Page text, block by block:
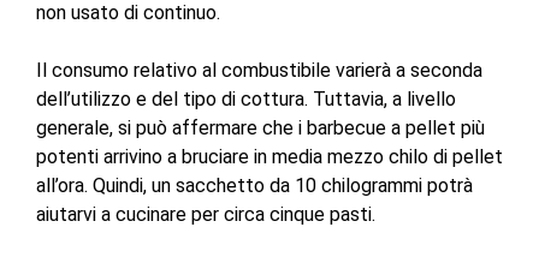
non usato di continuo.
Il consumo relativo al combustibile varierà a seconda
dell’utilizzo e del tipo di cottura. Tuttavia, a livello
generale, si può affermare che i barbecue a pellet più
potenti arrivino a bruciare in media mezzo chilo di pellet
all’ora. Quindi, un sacchetto da 10 chilogrammi potrà
aiutarvi a cucinare per circa cinque pasti.